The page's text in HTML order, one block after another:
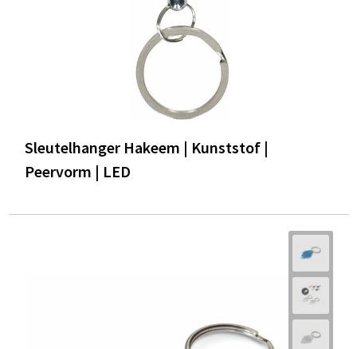
Sleutelhanger Hakeem | Kunststof |
Peervorm | LED